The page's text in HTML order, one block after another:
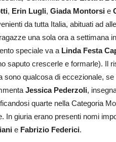
, Erin Lugli,Giada Montorsi e
da tutta Italia, abituati ad
una sola ora a settimana
speciale va a Linda Festa
saputo crescerle e formarle). Il
sono qualcosa di eccezionale,
Jessica Pederzoli,
quarte nella Categoria
In giuria erano presenti nomi
e Fabrizio Federici.